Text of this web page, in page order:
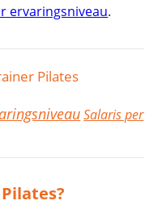
ervaringsniveau.
Pilates
Salaris per